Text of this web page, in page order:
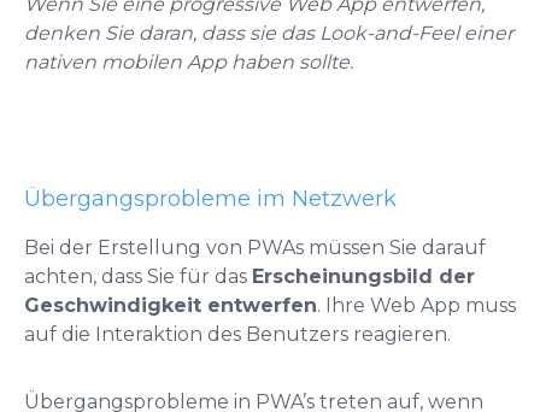
denken Sie daran, dass sie das Look-and-Feel einer
nativen mobilen App haben sollte.
Übergangsprobleme im Netzwerk
Bei der Erstellung von PWAs müssen Sie darauf
achten, dass Sie für das Erscheinungsbild der
Geschwindigkeit entwerfen. Ihre Web App muss
auf die Interaktion des Benutzers reagieren.
Übergangsprobleme in PWA’s treten auf, wenn